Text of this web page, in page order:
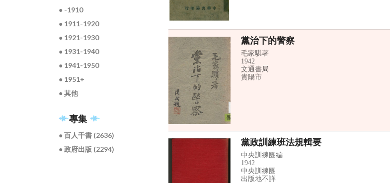
● -1910
● 1911-1920
● 1921-1930
● 1931-1940
● 1941-1950
● 1951+
● 其他
專集
● 百人千書 (2636)
● 政府出版 (2294)
黨治下的警察
毛家騏著
1942
文通書局
貴陽市
黨政訓練班法規輯要
中央訓練團編
1942
中央訓練團
出版地不詳